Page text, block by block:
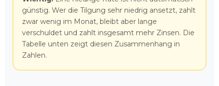
günstig. Wer die Tilgung sehr niedrig ansetzt, zahlt
zwar wenig im Monat, bleibt aber lange
verschuldet und zahlt insgesamt mehr Zinsen. Die
Tabelle unten zeigt diesen Zusammenhang in
Zahlen.